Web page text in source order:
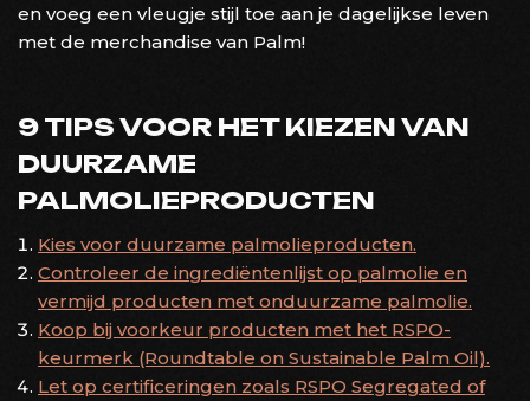
en voeg een vleugje stijl toe aan je dagelijkse leven
met de merchandise van Palm!
9 TIPS VOOR HET KIEZEN VAN
DUURZAME
PALMOLIEPRODUCTEN
Kies voor duurzame palmolieproducten.
Controleer de ingrediëntenlijst op palmolie en
vermijd producten met onduurzame palmolie.
Koop bij voorkeur producten met het RSPO-
keurmerk (Roundtable on Sustainable Palm Oil).
Let op certificeringen zoals RSPO Segregated of